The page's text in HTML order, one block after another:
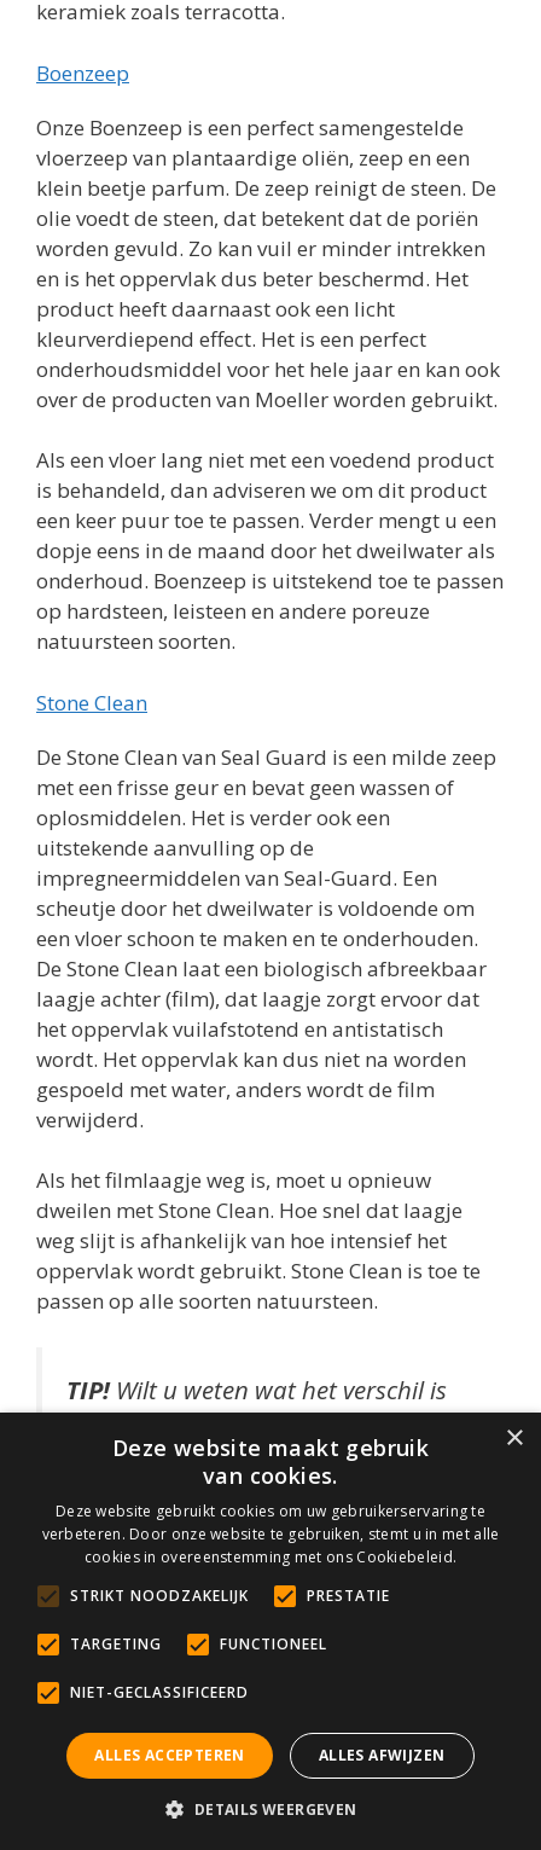
keramiek zoals terracotta.
Boenzeep
Onze Boenzeep is een perfect samengestelde
vloerzeep van plantaardige oliën, zeep en een
klein beetje parfum. De zeep reinigt de steen. De
olie voedt de steen, dat betekent dat de poriën
worden gevuld. Zo kan vuil er minder intrekken
en is het oppervlak dus beter beschermd. Het
product heeft daarnaast ook een licht
kleurverdiepend effect. Het is een perfect
onderhoudsmiddel voor het hele jaar en kan ook
over de producten van Moeller worden gebruikt.
Als een vloer lang niet met een voedend product
is behandeld, dan adviseren we om dit product
een keer puur toe te passen. Verder mengt u een
dopje eens in de maand door het dweilwater als
onderhoud. Boenzeep is uitstekend toe te passen
op hardsteen, leisteen en andere poreuze
natuursteen soorten.
Stone Clean
De Stone Clean van Seal Guard is een milde zeep
met een frisse geur en bevat geen wassen of
oplosmiddelen. Het is verder ook een
uitstekende aanvulling op de
impregneermiddelen van Seal-Guard. Een
scheutje door het dweilwater is voldoende om
een vloer schoon te maken en te onderhouden.
De Stone Clean laat een biologisch afbreekbaar
laagje achter (film), dat laagje zorgt ervoor dat
het oppervlak vuilafstotend en antistatisch
wordt. Het oppervlak kan dus niet na worden
gespoeld met water, anders wordt de film
verwijderd.
Als het filmlaagje weg is, moet u opnieuw
dweilen met Stone Clean. Hoe snel dat laagje
weg slijt is afhankelijk van hoe intensief het
oppervlak wordt gebruikt. Stone Clean is toe te
passen op alle soorten natuursteen.
TIP! Wilt u weten wat het verschil is
een reiniger? Dan kunt u ons artikel
Verschil tussen reinigen en
onderhouden.” lezen.
Onderhoudsproducten met een extra
effect of specifieke toepassing
HMK P319 Marmer- & Granietpolish
De P319 Marmer- & granietpolish is een speciaal
onderhoudsproduct voor gepolijste
oppervlakken van natuursteen. Het zorgt er bij
×
Deze website maakt gebruik
van cookies.
Deze website gebruikt cookies om uw gebruikerservaring te
verbeteren. Door onze website te gebruiken, stemt u in met alle
cookies in overeenstemming met ons Cookiebeleid.
STRIKT NOODZAKELIJK
PRESTATIE
TARGETING FUNCTIONEEL
NIET-GECLASSIFICEERD
ALLES ACCEPTEREN ALLES AFWIJZEN
DETAILS WEERGEVEN